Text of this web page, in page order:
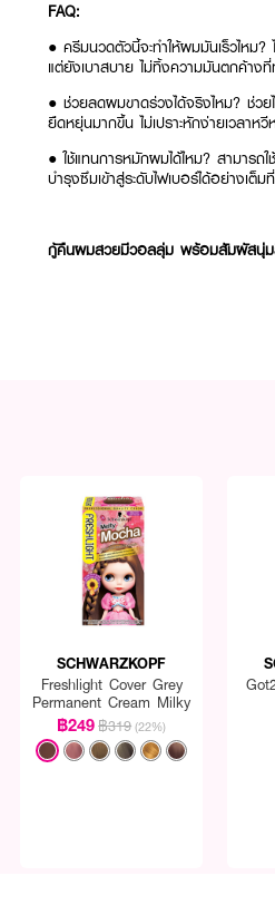
FAQ:
● ครีมนวดตัวนี้จะทำให้ผมมันเร็วไหม
แต่ยังเบาสบาย ไม่ทิ้งความมันตกค้าง
● ช่วยลดผมขาดร่วงได้จริงไหม? ช่วย
ยืดหยุ่นมากขึ้น ไม่เปราะหักง่ายเวลาห
● ใช้แทนการหมักผมได้ไหม? สามารถ
บำรุงซึมเข้าสู่ระดับไฟเบอร์ได้อย่างเต็มที่
กู้คืนผมสวยมีวอลลุ่ม พร้อมสัมผัสนุ่ม
SCHWARZKOPF
Freshlight Cover Grey
Permanent Cream Milky
฿249฿319 (22%)